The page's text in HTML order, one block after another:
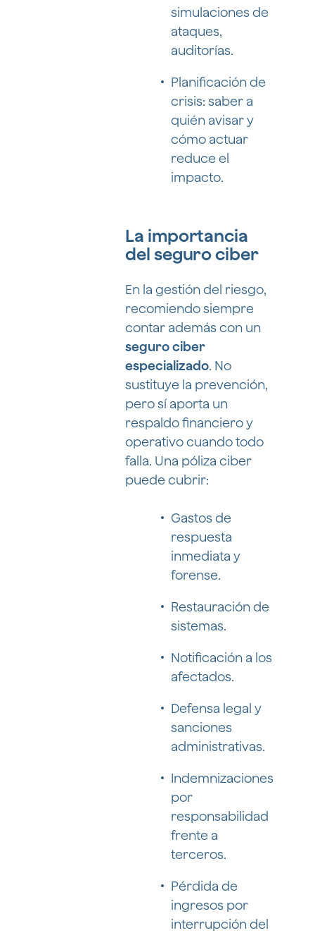
simulaciones de
ataques,
auditorías.
Planificación de
crisis: saber a
quién avisar y
cómo actuar
reduce el
impacto.
La importancia
del seguro ciber
En la gestión del riesgo,
recomiendo siempre
contar además con un
seguro ciber
especializado. No
sustituye la prevención,
pero sí aporta un
respaldo financiero y
operativo cuando todo
falla. Una póliza ciber
puede cubrir:
Gastos de
respuesta
inmediata y
forense.
Restauración de
sistemas.
Notificación a los
afectados.
Defensa legal y
sanciones
administrativas.
Indemnizaciones
por
responsabilidad
frente a
terceros.
Pérdida de
ingresos por
interrupción del